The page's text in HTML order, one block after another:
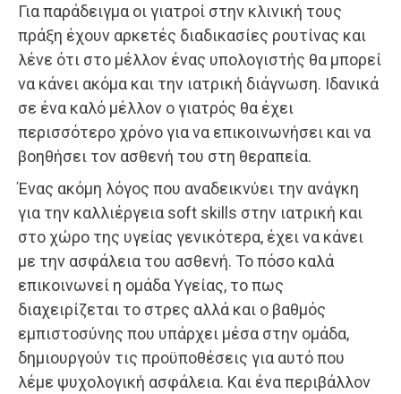
Για παράδειγμα οι γιατροί στην κλινική τους
πράξη έχουν αρκετές διαδικασίες ρουτίνας και
λένε ότι στο μέλλον ένας υπολογιστής θα μπορεί
να κάνει ακόμα και την ιατρική διάγνωση. Ιδανικά
σε ένα καλό μέλλον ο γιατρός θα έχει
περισσότερο χρόνο για να επικοινωνήσει και να
βοηθήσει τον ασθενή του στη θεραπεία.
Ένας ακόμη λόγος που αναδεικνύει την ανάγκη
για την καλλιέργεια soft skills στην ιατρική και
στο χώρο της υγείας γενικότερα, έχει να κάνει
με την ασφάλεια του ασθενή. Το πόσο καλά
επικοινωνεί η ομάδα Υγείας, το πως
διαχειρίζεται το στρες αλλά και ο βαθμός
εμπιστοσύνης που υπάρχει μέσα στην ομάδα,
δημιουργούν τις προϋποθέσεις για αυτό που
λέμε ψυχολογική ασφάλεια. Και ένα περιβάλλον